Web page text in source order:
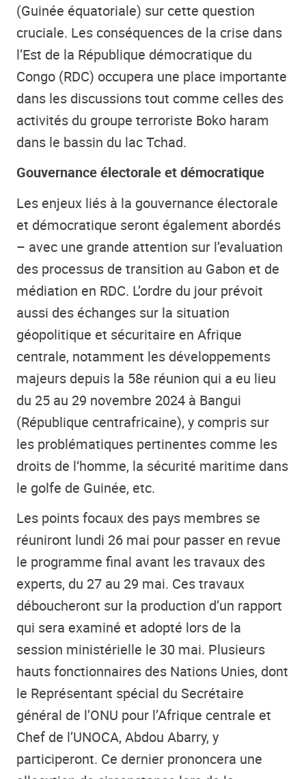
(Guinée équatoriale) sur cette question
cruciale. Les conséquences de la crise dans
l’Est de la République démocratique du
Congo (RDC) occupera une place importante
dans les discussions tout comme celles des
activités du groupe terroriste Boko haram
dans le bassin du lac Tchad.
Gouvernance électorale et démocratique
Les enjeux liés à la gouvernance électorale
et démocratique seront également abordés
– avec une grande attention sur l’evaluation
des processus de transition au Gabon et de
médiation en RDC. L’ordre du jour prévoit
aussi des échanges sur la situation
géopolitique et sécuritaire en Afrique
centrale, notamment les développements
majeurs depuis la 58e réunion qui a eu lieu
du 25 au 29 novembre 2024 à Bangui
(République centrafricaine), y compris sur
les problématiques pertinentes comme les
droits de l‘homme, la sécurité maritime dans
le golfe de Guinée, etc.
Les points focaux des pays membres se
réuniront lundi 26 mai pour passer en revue
le programme final avant les travaux des
experts, du 27 au 29 mai. Ces travaux
déboucheront sur la production d’un rapport
qui sera examiné et adopté lors de la
session ministérielle le 30 mai. Plusieurs
hauts fonctionnaires des Nations Unies, dont
le Représentant spécial du Secrétaire
général de l’ONU pour l’Afrique centrale et
Chef de l’UNOCA, Abdou Abarry, y
participeront. Ce dernier prononcera une